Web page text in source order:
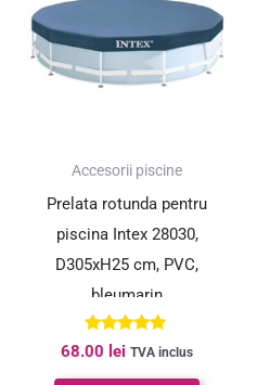
Accesorii piscine
Prelata rotunda pentru
piscina Intex 28030,
D305xH25 cm, PVC,
bleumarin
Evaluat la
5.00
din 5
68.00 lei TVA inclus